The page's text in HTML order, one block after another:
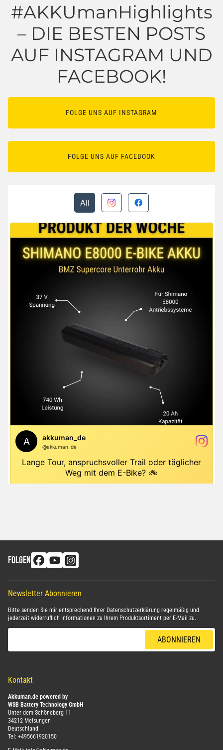
#AKKUmanHighlights
– DIE BESTEN POSTS
AUF INSTAGRAM UND
FACEBOOK!
FOLGE UNS AUF INSTAGRAM
FOLGE UNS AUF FACEBOOK
FOLGEN
Newsletter Abonnieren
Bitte senden Sie mir entsprechend Ihrer Datenschutzerklärung regelmäßig und
jederzeit widerruflich Informationen zu Ihrem Produktsortiment per E-Mail zu.
ABONNIEREN
Kontakt
Akkuman.de powered by
WSB Battery Technology GmbH
Unter dem Schöneberg 11
34212 Melsungen
Deutschland
Tel: +495661920150